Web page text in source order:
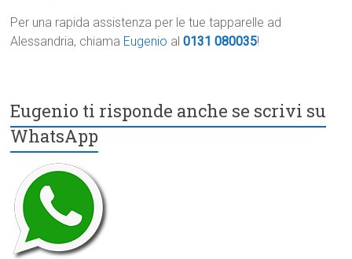
Per una rapida assistenza per le tue tapparelle ad
Alessandria, chiama Eugenio al0131 080035!
Eugenio ti risponde anche se scrivi su
WhatsApp